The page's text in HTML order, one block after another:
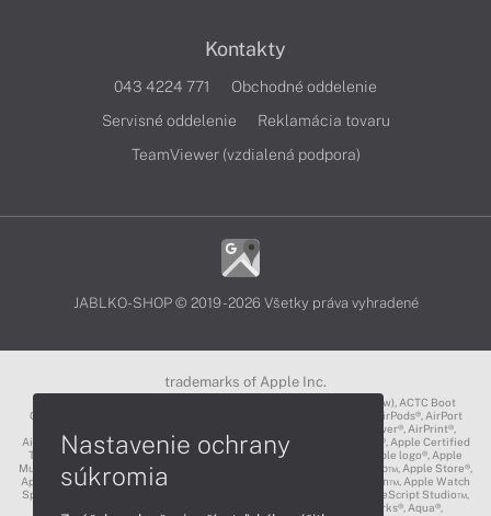
Kontakty
043 4224 771
Obchodné oddelenie
Servisné oddelenie
Reklamácia tovaru
TeamViewer (vzdialená podpora)
JABLKO-SHOP © 2019 - 2026 Všetky práva vyhradené
trademarks of Apple Inc.
3D Touch®, .Mac℠, ACOT2℠, ACOT℠ (Apple Classrooms of Tomorrow), ACTC Boot
Camp℠, AirDrop®, AirMac®, AirPlay Logo™, AirPlay®, AirPods Pro™, AirPods®, AirPort
Express®, AirPort Extreme®, AirPort Time Capsule®, AirPort®, AirPower®, AirPrint®,
AirTunes™, Animoji®, Aperture®, App Nap®, App Store®, Apple CarPlay®, Apple Certified
Trainer℠, Apple Cinema Display®, Apple Consultants Network℠, Apple logo®, Apple
Music®, Apple News®, Apple Pay®, Apple Pencil®, Apple Remote Desktop™, Apple Store®,
Apple Studio Display™, Apple TV®, Apple Wallet™, Apple Watch Edition™, Apple Watch
Sport™, Apple Watch®, Apple®, Apple®, AppleCare®, AppleLink™, AppleScript Studio™,
AppleScript®, AppleShare®, AppleTalk®, AppleVision™, AppleWorks®, Aqua®,
Nastavenie ochrany
súkromia